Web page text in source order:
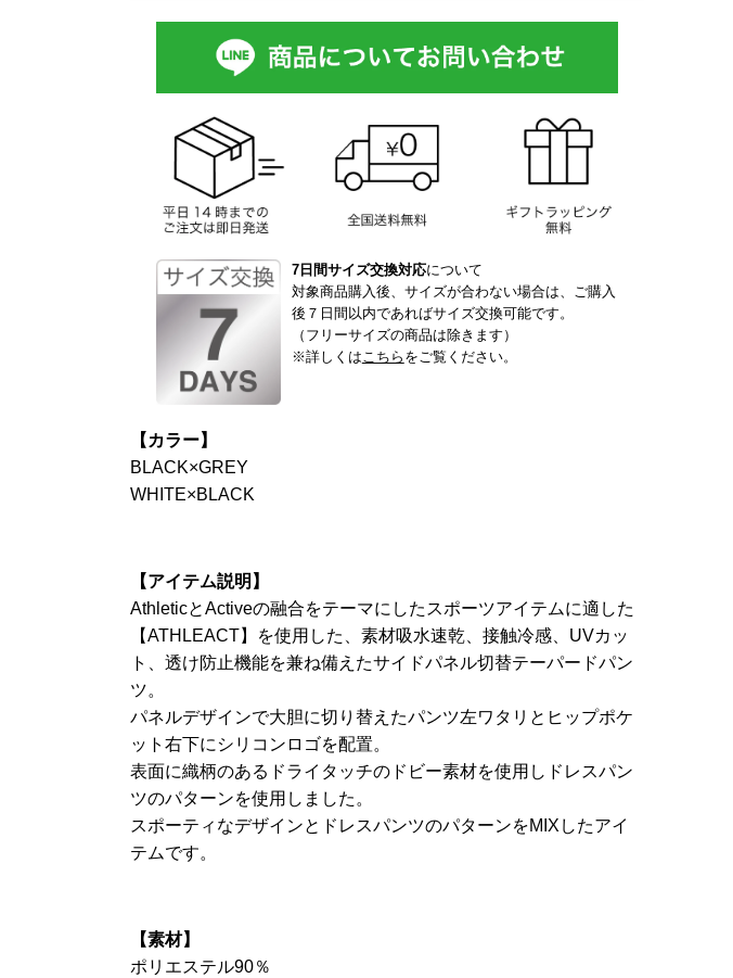
7日間サイズ交換対応について
対象商品購入後、サイズが合わない場合は、ご購入
後７日間以内であればサイズ交換可能です。
（フリーサイズの商品は除きます）
※詳しくは こちら をご覧ください。
【カラー】
BLACK×GREY
WHITE×BLACK
【アイテム説明】
AthleticとActiveの融合をテーマにしたスポーツアイテムに適した
【ATHLEACT】を使用した、素材吸水速乾、接触冷感、UVカッ
ト、透け防止機能を兼ね備えたサイドパネル切替テーパードパン
ツ。
パネルデザインで大胆に切り替えたパンツ左ワタリとヒップポケ
ット右下にシリコンロゴを配置。
表面に織柄のあるドライタッチのドビー素材を使用しドレスパン
ツのパターンを使用しました。
スポーティなデザインとドレスパンツのパターンをMIXしたアイ
テムです。
【素材】
ポリエステル90％